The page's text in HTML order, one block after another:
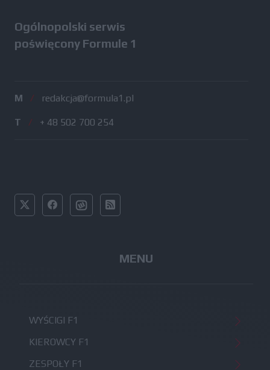
Ogólnopolski serwis
poświęcony Formule 1
M / redakcja@formula1.pl
T / + 48 502 700 254
MENU
WYŚCIGI F1
KIEROWCY F1
ZESPOŁY F1